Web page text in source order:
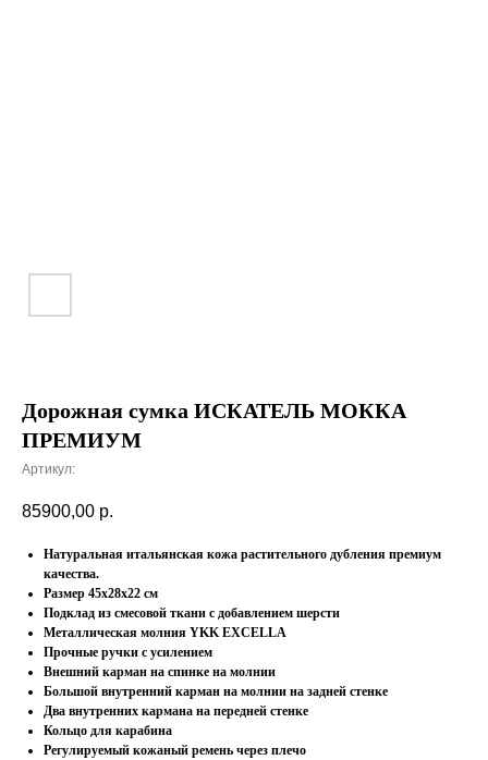
Дорожная сумка ИСКАТЕЛЬ МОККА
ПРЕМИУМ
Артикул:
85900,00 р.
Натуральная итальянская кожа растительного дубления премиум
качества.
Размер 45х28х22 см
Подклад из смесовой ткани с добавлением шерсти
Металлическая молния YKK EXCELLA
Прочные ручки с усилением
Внешний карман на спинке на молнии
Большой внутренний карман на молнии на задней стенке
Два внутренних кармана на передней стенке
Кольцо для карабина
Регулируемый кожаный ремень через плечо